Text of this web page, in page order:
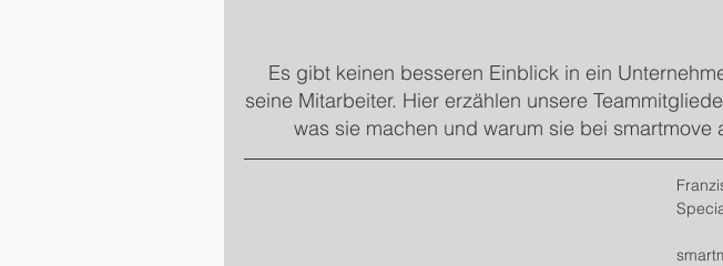
Es gibt keinen besseren Einblick in ein
seine Mitarbeiter. Hier erzählen unsere
was sie machen und warum sie bei smartmove